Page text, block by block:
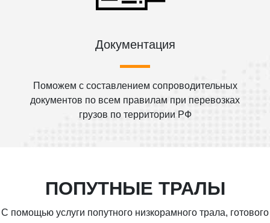
Документация
Поможем с составлением сопроводительных
документов по всем правилам при перевозках
грузов по территории РФ
ПОПУТНЫЕ ТРАЛЫ
С помощью услуги попутного низкорамного трала, готового